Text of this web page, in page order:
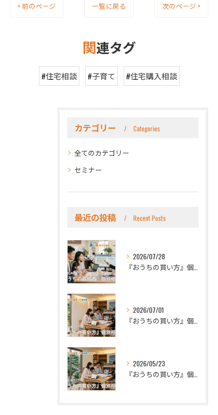
< 前のページ 一覧に戻る 次のページ >
関連タグ
#住宅相談 #子育て #住宅購入相談
カテゴリー Categories
全てのカテゴリー
セミナー
最近の投稿 Recent Posts
2026/07/28
2026/07/01
2026/05/23